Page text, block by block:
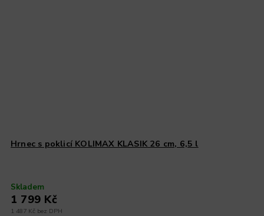
Hrnec s poklicí KOLIMAX KLASIK 26 cm, 6,5 l
Skladem
1 487 Kč bez DPH
1 799 Kč